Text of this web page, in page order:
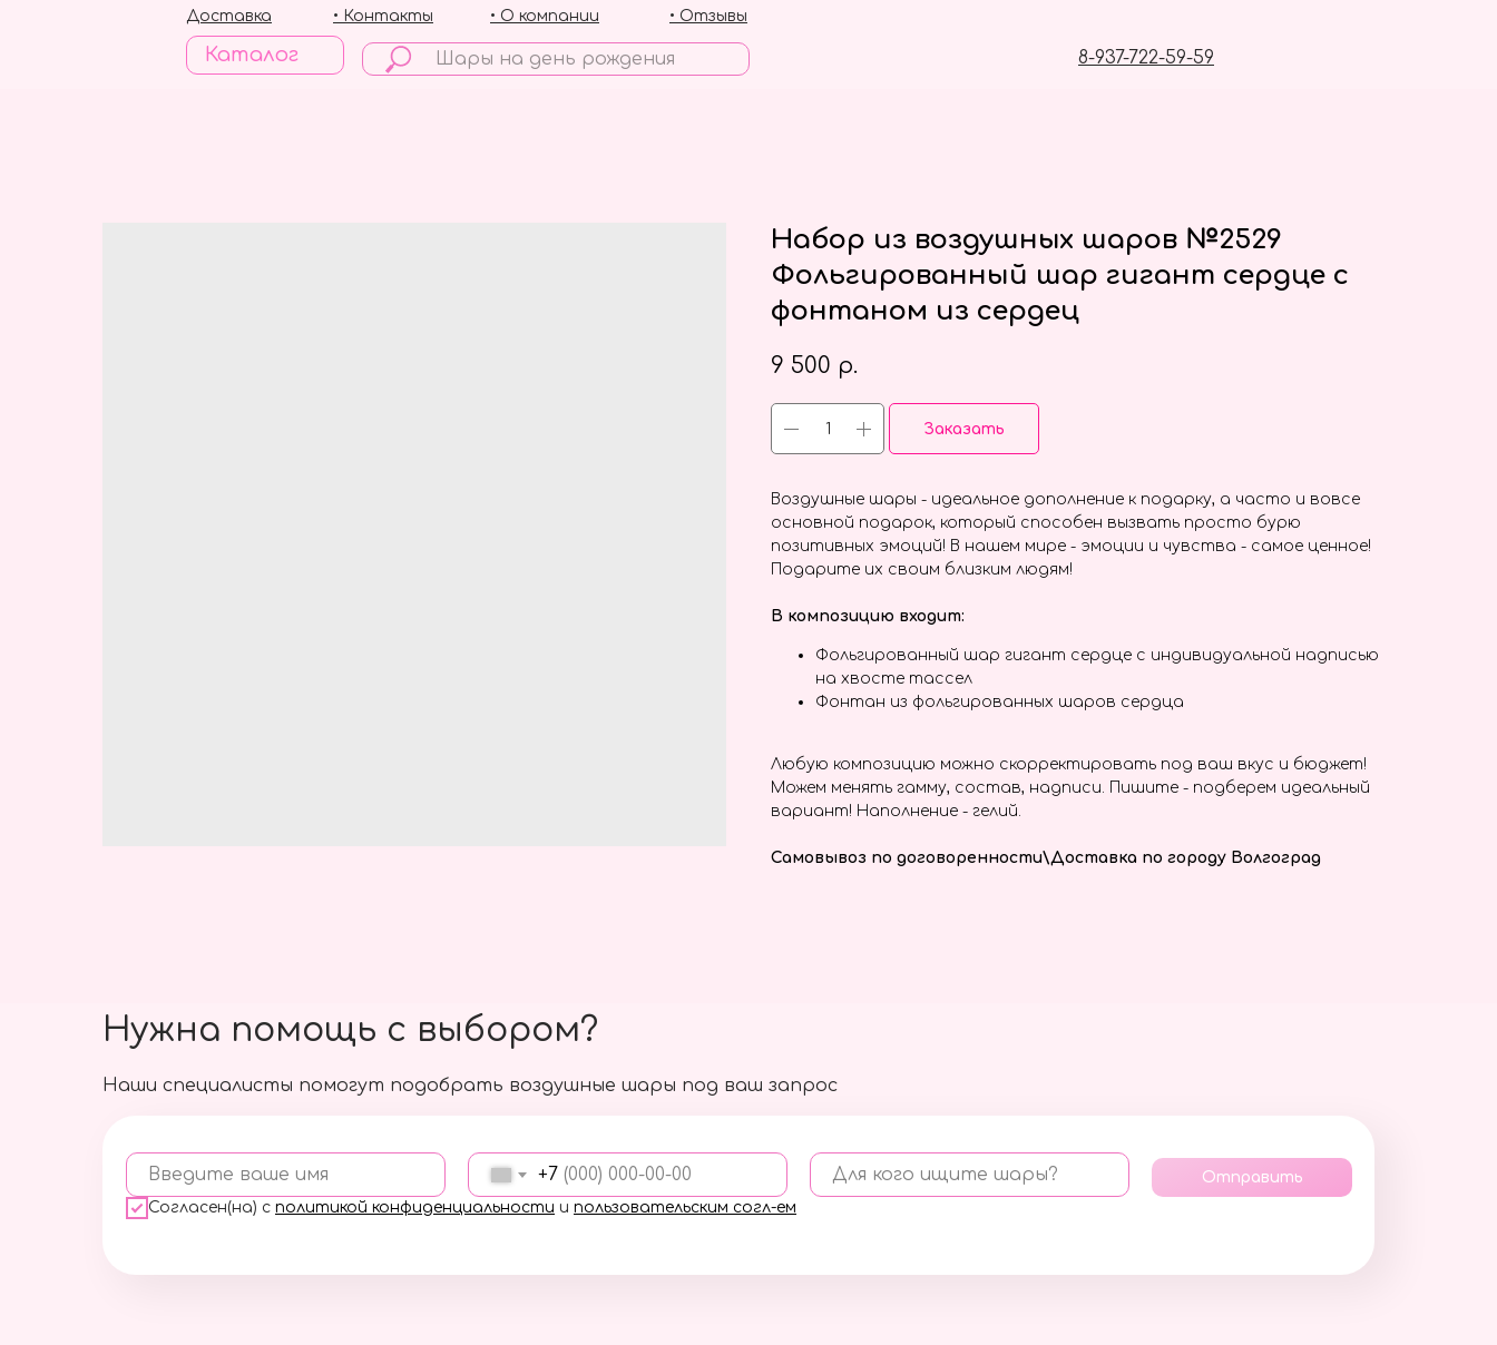
Каталог 8-937-722-59-59
• Отзывы
• О компании
• Контакты
Доставка
Набор из воздушных шаров №2529
Фольгированный шар гигант сердце с
фонтаном из сердец
9 500 р.
Заказать
Воздушные шары - идеальное дополнение к подарку, а часто и вовсе
основной подарок, который способен вызвать просто бурю
позитивных эмоций! В нашем мире - эмоции и чувства - самое ценное!
Подарите их своим близким людям!
В композицию входит:
Фольгированный шар гигант сердце с индивидуальной надписью
на хвосте тассел
Фонтан из фольгированных шаров сердца
Любую композицию можно скорректировать под ваш вкус и бюджет!
Можем менять гамму, состав, надписи. Пишите - подберем идеальный
вариант! Наполнение - гелий.
Самовывоз по договоренности\Доставка по городу Волгоград
Наши специалисты помогут подобрать воздушные шары под ваш запрос
Введите ваше имя +7 Для кого ищите шары?
Согласен(на) с политикой конфиденциальности и пользовательским согл-ем
Отправить
Нужна помощь с выбором?